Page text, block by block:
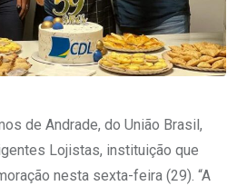
de Andrade, do União Brasil,
Lojistas, instituição que
nesta sexta-feira (29). “A